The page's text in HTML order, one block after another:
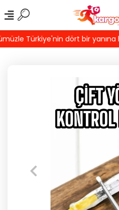
Türkiye'nin dört bir yanına